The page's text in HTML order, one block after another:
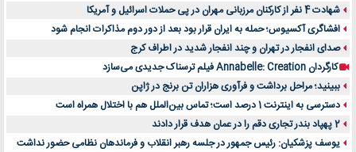
شهادت 4 نفر از کارکنان مرزبانی مهران در پی حملات اسرائیل و آمریکا
افشاگری آکسیوس؛ حمله به ایران قرار بود بعد از دور دوم مذاکرات انجام شود
صدای انفجار در تهران و چند انفجار شدید در اطراف کرج
کارگردان Annabelle: Creation فیلم ترسناک جدیدی می‌سازد
ببینید؛ مراحل برداشت و فرآوری هزاران تن برنج در ژاپن
دسترسی به اینترنت 1 درصد است؛ تماس بین‌الملل هم با اختلال همراه است
2 پهپاد بندر تجاری دقم را در عمان هدف قرار دادند
یوسف پزشکیان: رئیس جمهور در جلسه رهبر انقلاب و فرماندهان نظامی حضور نداشت